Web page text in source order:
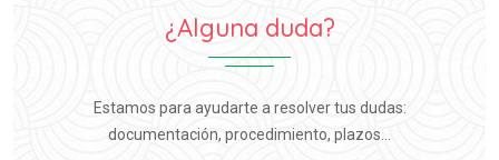
¿Alguna duda?
Estamos para ayudarte a resolver tus dudas:
documentación, procedimiento, plazos...